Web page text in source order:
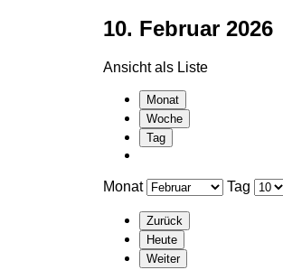
10. Februar 2026
Ansicht als Liste
Monat
Woche
Tag
Monat Tag
Zurück
Heute
Weiter